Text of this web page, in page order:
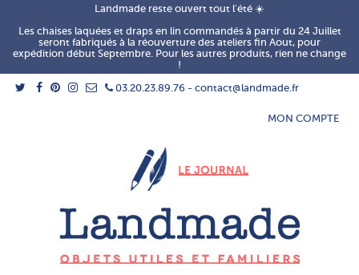
Landmade reste ouvert tout l'été ☀️
Les chaises laquées et draps en lin commandés à partir du 24 Juillet
seront fabriqués à la réouverture des ateliers fin Aout, pour
expédition début Septembre. Pour les autres produits, rien ne change
!
03.20.23.89.76 - contact@landmade.fr
MON COMPTE